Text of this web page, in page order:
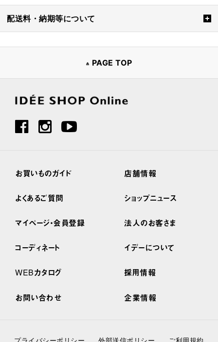
配送料・納期等について
PAGE TOP
お買いものガイド
よくあるご質問
マイページ・会員登録
コーディネート
WEBカタログ
お問い合わせ
店舗情報
ショップニュース
法人のお客さま
イデーについて
採用情報
企業情報
プライバシーポリシー 外部送信ポリシー ご利用規約